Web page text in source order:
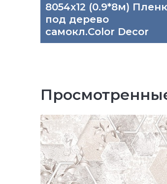
8054х12 (0.9*8м)
под дерево
самокл.Color Decor